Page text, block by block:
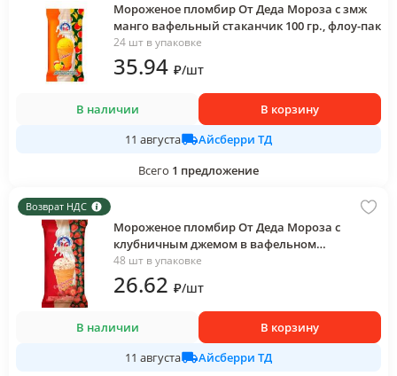
Мороженое пломбир От Деда Мороза с змж
манго вафельный стаканчик 100 гр., флоу-пак
24 шт в упаковке
35.94 ₽/шт
В наличии
В корзину
11 августа
Айсберри ТД
Всего 1 предложение
Возврат НДС
Мороженое пломбир От Деда Мороза с
клубничным джемом в вафельном
стаканчике 70 гр., флоу-пак
48 шт в упаковке
26.62 ₽/шт
В наличии
В корзину
11 августа
Айсберри ТД